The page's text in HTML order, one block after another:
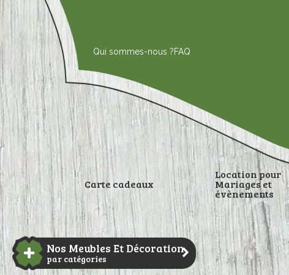
Aller
contenu
Qui sommes-nous ?FAQ
Carte cadeaux
Location pour
Mariages et
évènements
Nos Meubles Et Décoration
par catégories DÉCORATION